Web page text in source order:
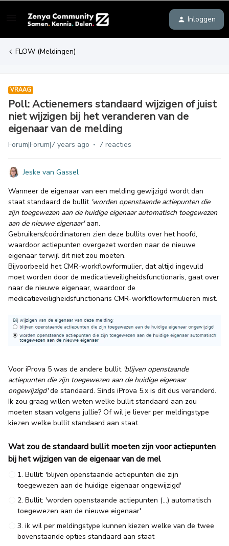
Inloggen
FLOW (Meldingen)
VRAAG
Poll: Actienemers standaard wijzigen of juist
niet wijzigen bij het veranderen van de
eigenaar van de melding
Forum|Forum|7 years ago 7 reacties
Jeske van Gassel
Wanneer de eigenaar van een melding gewijzigd wordt dan
staat standaard de bullit 'worden openstaande actiepunten die
zijn toegewezen aan de huidige eigenaar automatisch toegewezen
aan de nieuwe eigenaar'aan.
Gebruikers/coördinatoren zien deze bullits over het hoofd,
waardoor actiepunten overgezet worden naar de nieuwe
eigenaar terwijl dit niet zou moeten.
Bijvoorbeeld het CMR-workflowformulier, dat altijd ingevuld
moet worden door de medicatieveiligheidsfunctionaris, gaat over
naar de nieuwe eigenaar, waardoor de
medicatieveiligheidsfunctionaris CMR-workflowformulieren mist.
Voor iProva 5 was de andere bullit 'blijven openstaande
actiepunten die zijn toegewezen aan de huidige eigenaar
ongewijzigd'de standaard. Sinds iProva 5.x is dit dus veranderd.
Ik zou graag willen weten welke bullit standaard aan zou
moeten staan volgens jullie? Of wil je liever per meldingstype
kiezen welke bullit standaard aan staat.
Wat zou de standaard bullit moeten zijn voor actiepunten
bij het wijzigen van de eigenaar van de mel
1. Bullit: 'blijven openstaande actiepunten die zijn
toegewezen aan de huidige eigenaar ongewijzigd'
2. Bullit: 'worden openstaande actiepunten (...) automatisch
toegewezen aan de nieuwe eigenaar'
3. ik wil per meldingstype kunnen kiezen welke van de twee
bovenstaande opties standaard aan staat